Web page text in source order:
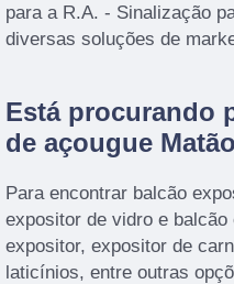
para a R.A. - Sinalização
diversas soluções de
Está procurando
de açougue
Para encontrar balcão
expositor de vidro e
expositor, expositor de
laticínios, entre outras